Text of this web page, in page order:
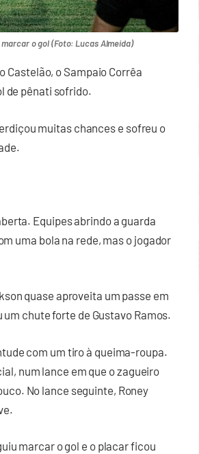
o gol (Foto: Lucas Almeida)
Castelão, o Sampaio Corrêa
de pênati sofrido.
muitas chances e sofreu o
Equipes abrindo a guarda
uma bola na rede, mas o jogador
quase aproveita um passe em
chute forte de Gustavo Ramos.
com um tiro à queima-roupa.
num lance em que o zagueiro
No lance seguinte, Roney
marcar o gol e o placar ficou